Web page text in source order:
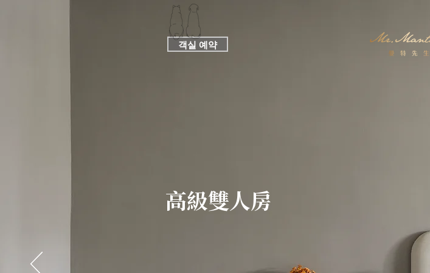
객실 예약
​高級雙人房